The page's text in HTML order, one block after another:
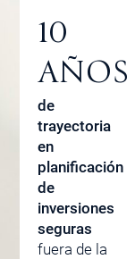
10
AÑOS
de
trayectoria
en
planificación
de
inversiones
seguras
fuera de la